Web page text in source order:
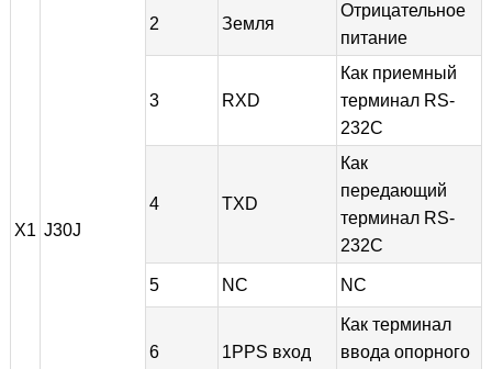
X1 J30J
2 Земля
Отрицательное
питание
3 RXD
Как приемный
терминал RS-
232C
4 TXD
Как
передающий
терминал RS-
232C
5 NC NC
6 1PPS вход
Как терминал
ввода опорного